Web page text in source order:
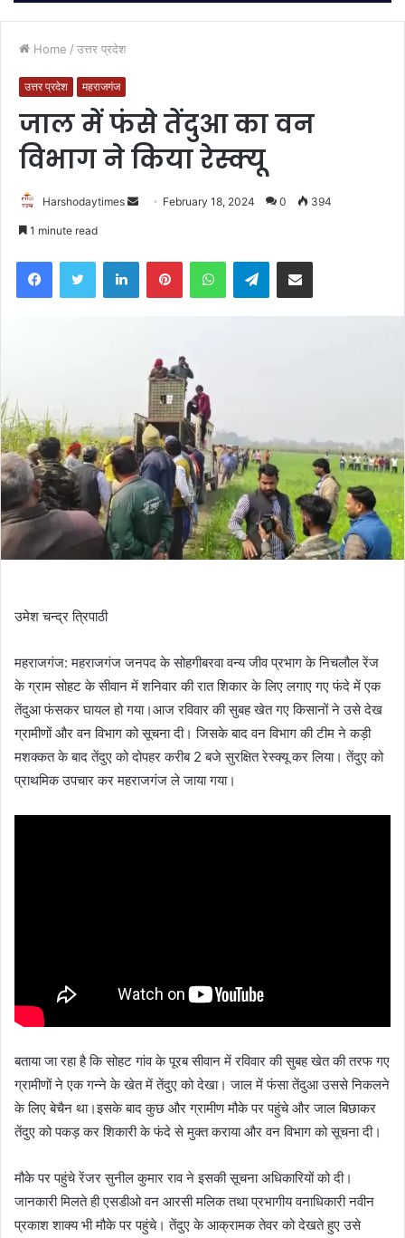
Home / उत्तर प्रदेश
उत्तर प्रदेश महराजगंज
जाल में फंसे तेंदुआ का वन
विभाग ने किया रेस्क्यू
Harshodaytimes
Send February 18, 2024 0 394
1 minute read
FacebookTwitter LinkedInPinterestWhatsAppTelegramShare via Email
उमेश चन्द्र त्रिपाठी
महराजगंज: महराजगंज जनपद के सोहगीबरवा वन्य जीव प्रभाग के निचलौल रेंज
के ग्राम सोहट के सीवान में शनिवार की रात शिकार के लिए लगाए गए फंदे में एक
तेंदुआ फंसकर घायल हो गया।आज रविवार की सुबह खेत गए किसानों ने उसे देख
ग्रामीणों और वन विभाग को सूचना दी। जिसके बाद वन विभाग की टीम ने कड़ी
मशक्कत के बाद तेंदुए को दोपहर करीब 2 बजे सुरक्षित रेस्क्यू कर लिया। तेंदुए को
प्राथमिक उपचार कर महराजगंज ले जाया गया।
बताया जा रहा है कि सोहट गांव के पूरब सीवान में रविवार की सुबह खेत की तरफ गए
ग्रामीणों ने एक गन्ने के खेत में तेंदुए को देखा। जाल में फंसा तेंदुआ उससे निकलने
के लिए बेचैन था।इसके बाद कुछ और ग्रामीण मौके पर पहुंचे और जाल बिछाकर
तेंदुए को पकड़ कर शिकारी के फंदे से मुक्त कराया और वन विभाग को सूचना दी।
मौके पर पहुंचे रेंजर सुनील कुमार राव ने इसकी सूचना अधिकारियों को दी।
जानकारी मिलते ही एसडीओ वन आरसी मलिक तथा प्रभागीय वनाधिकारी नवीन
प्रकाश शाक्य भी मौके पर पहुंचे। तेंदुए के आक्रामक तेवर को देखते हुए उसे